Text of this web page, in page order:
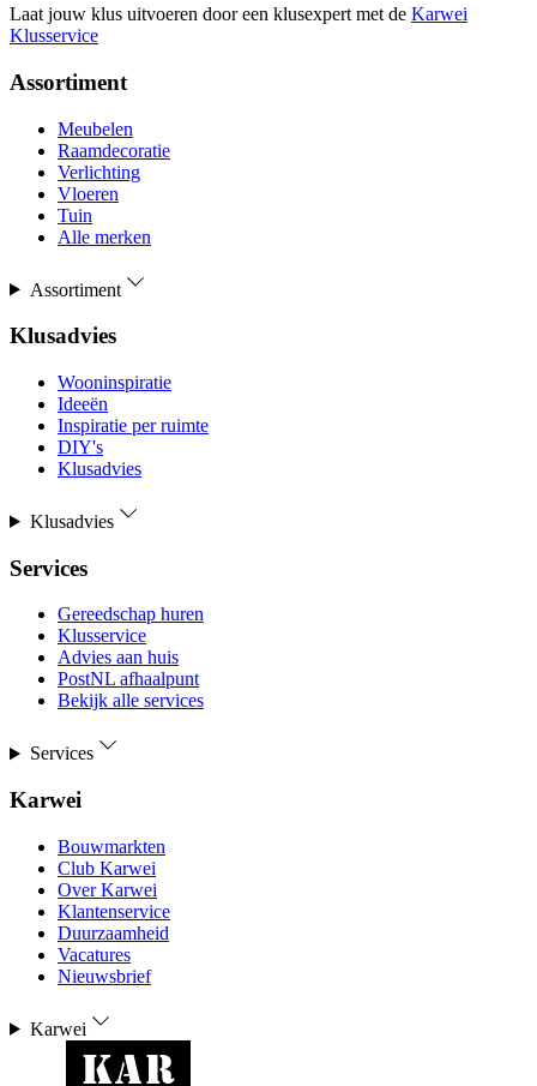
Laat jouw klus uitvoeren door een klusexpert met de Karwei
Klusservice
Assortiment
Meubelen
Raamdecoratie
Verlichting
Vloeren
Tuin
Alle merken
Assortiment
Klusadvies
Wooninspiratie
Ideeën
Inspiratie per ruimte
DIY's
Klusadvies
Klusadvies
Services
Gereedschap huren
Klusservice
Advies aan huis
PostNL afhaalpunt
Bekijk alle services
Services
Karwei
Bouwmarkten
Club Karwei
Over Karwei
Klantenservice
Duurzaamheid
Vacatures
Nieuwsbrief
Karwei